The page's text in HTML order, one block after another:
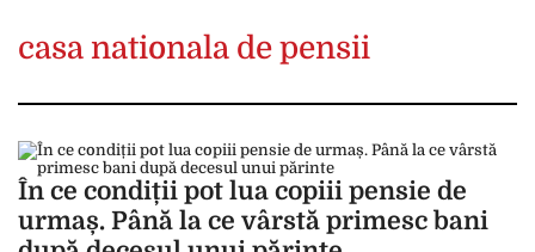
casa nationala de pensii
În ce condiții pot lua copiii pensie de
urmaș. Până la ce vârstă primesc bani